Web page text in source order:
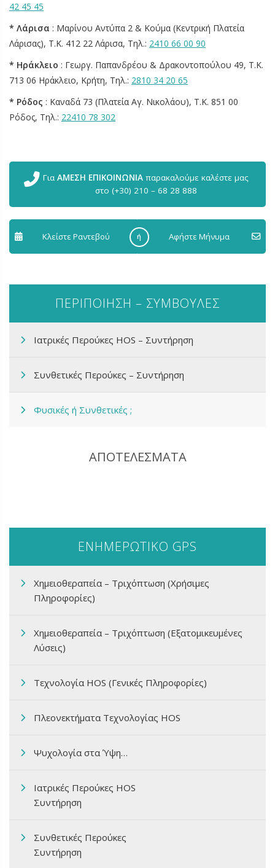
42 45 45
* Λάρισα : Μαρίνου Αντύπα 2 & Κούμα (Κεντρική Πλατεία
Λάρισας), Τ.Κ. 412 22 Λάρισα, Τηλ.: 2410 66 00 90
* Ηράκλειο : Γεωργ. Παπανδρέου & Δρακοντοπούλου 49, Τ.Κ.
713 06 Ηράκλειο, Κρήτη, Τηλ.: 2810 34 20 65
* Ρόδος : Καναδά 73 (Πλατεία Αγ. Νικολάου), Τ.Κ. 851 00
Ρόδος, Τηλ.: 22410 78 302
ΓιαΑΜΕΣΗ ΕΠΙΚΟΙΝΩΝΙΑ παρακαλούμε καλέστε μας
στο (+30) 210 – 68 28 888
Κλείστε Ραντεβού ή Aφήστε Μήνυμα
ΠΕΡΙΠΟΙΗΣΗ – ΣΥΜΒΟΥΛΕΣ
Ιατρικές Περούκες HOS – Συντήρηση
Συνθετικές Περούκες – Συντήρηση
Φυσικές ή Συνθετικές ;
ΑΠΟΤΕΛΕΣΜΑΤΑ
ΕΝΗΜΕΡΩΤΙΚΟ GPS
Χημειοθεραπεία – Τριχόπτωση (Χρήσιμες
Πληροφορίες)
Χημειοθεραπεία – Τριχόπτωση (Εξατομικευμένες
Λύσεις)
Τεχνολογία HOS (Γενικές Πληροφορίες)
Πλεονεκτήματα Τεχνολογίας HOS
Ψυχολογία στα Ύψη…
Ιατρικές Περούκες HOS
Συντήρηση
Συνθετικές Περούκες
Συντήρηση